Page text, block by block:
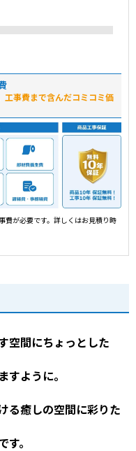
工事費まで含んだコミコミ価
費が必要です。詳しくはお見積り時
空間にちょっとした
すように。
る癒しの空間に彩りた
。